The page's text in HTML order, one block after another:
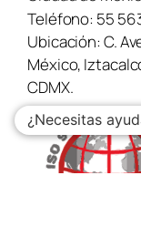
Teléfono: 55
Ubicación:C.
México,
CDMX.
¿Necesitas